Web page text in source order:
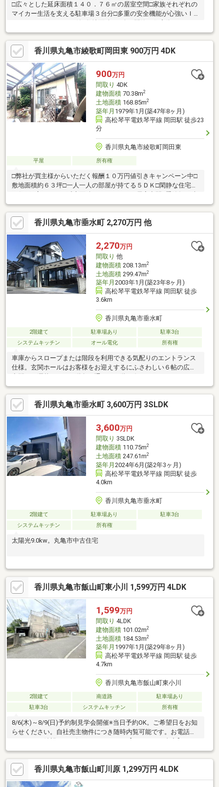
□広々とした延床面積１４０．７６㎡の居室空間□家族それぞれの
マイカー生活を支える駐車場３台分□多重の安全機能が心強いＩ
物件にご興味があり内見希望の方は事前に下記の連絡先までご連
絡お願いいたします！ＴＥＬ：０８７５－６２－６４７６住所：
香川県三豊市豊中町下高野２７５６番地１営業時間：９：００～
１９：００（営業時間外の対応も可能）定休日：水曜日（定休日
も対応しておりますのでお気軽にご連絡ください！）内見希望の
日時をお伝えいただければと思います。不動産売却専門店なごみ
不動産までぜひお気軽にご相談ください！
香川県丸亀市綾歌町岡田東 900万円 4DK
900万円
間取り 4DK
建物面積70.38m2
土地面積168.85m2
築年月 1979年1月(築47年8ヶ月)
高松琴平電鉄琴平線 岡田駅 徒歩23
分
香川県丸亀市綾歌町岡田東
平屋 所有権
□弊社が買主様からいただく報酬１０万円値引きキャンペーン中□
敷地面積約６３坪□一人一人の部屋が持てる５ＤＫ□閑静な住宅街
の住戸□広々とした延床面積１３２．９㎡の居室空間□季節毎に違
った楽しみ方が出来る庭のある住まいこちらの物件にご興味があ
り内見希望の方は事前に下記の連絡先までご連絡お願いいたしま
す！ＴＥＬ：０８７５－６２－６４７６住所：香川県三豊市豊中
町下高野２７５６番地１営業時間：９：００～１９：００（営業
時間外の対応も可能）定休日：水曜日（定休日も対応しておりま
すのでお気軽にご連絡ください！）内見希望の日時をお伝えいた
だければと思います。不動産売却専門店
香川県丸亀市垂水町 2,270万円 他
2,270万円
間取り 他
建物面積208.13m2
土地面積299.47m2
築年月 2003年1月(築23年8ヶ月)
高松琴平電鉄琴平線 岡田駅 徒歩
3.6km
香川県丸亀市垂水町
2階建て 駐車場あり
駐車3台
システムキッチン
オール電化 所有権
車庫からスロープまたは階段を利用できる気配りのエントランス
仕様。玄関ホールはお客様をお迎えするにふさわしい６帖の広々
平米）の明るい居住空間へ至ります。１階２ＬＤＫ＋２階３ＬＤ
Ｋのデラックスな間取りです、浴室は１．２５坪タイプを使用。
今どき新築するにはしんどいこの広さ。手入れの行き届いたこの
住宅に注目ください。
香川県丸亀市垂水町 3,600万円 3SLDK
3,600万円
間取り 3SLDK
建物面積110.75m2
土地面積247.61m2
築年月 2024年6月(築2年3ヶ月)
高松琴平電鉄琴平線 岡田駅 徒歩
4.0km
香川県丸亀市垂水町
2階建て 駐車場あり
駐車3台
システムキッチン
所有権
太陽光9.0kw。丸亀市中古住宅
香川県丸亀市飯山町東小川 1,599万円 4LDK
1,599万円
間取り 4LDK
建物面積101.02m2
土地面積184.53m2
築年月 1997年1月(築29年8ヶ月)
高松琴平電鉄琴平線 岡田駅 徒歩
4.7km
香川県丸亀市飯山町東小川
2階建て 南道路
駐車場あり
駐車3台
システムキッチン 所有権
8/6(木)～8/9(日)予約制見学会開催※当日予約OK。ご希望日をお知
らせください。自社売主物件につき随時内覧可能です。お電話か
アリ工防除工事、クリーニング、鍵交換屋根塗装、外壁塗装、植
栽剪定システムキッチン交換、ユニットバス交換、トイレ交換、
洗面化粧台交換床材上張り、クロス張替え、畳表替え、障子・襖
張替え給湯器交換、インターホン設置、火災警報器設置、照明器
香川県丸亀市飯山町川原 1,299万円 4LDK